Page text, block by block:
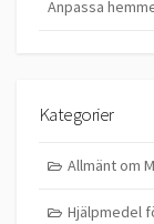
Anpassa
Kategorier
Allmänt om
Hjälpmedel